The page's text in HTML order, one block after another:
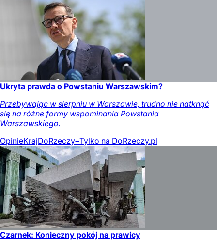
Ukryta prawda o Powstaniu Warszawskim?
Przebywając w sierpniu w Warszawie, trudno nie natknąć
się na różne formy wspominania Powstania
Warszawskiego.
OpinieKrajDoRzeczy+Tylko na DoRzeczy.pl
Czarnek: Konieczny pokój na prawicy